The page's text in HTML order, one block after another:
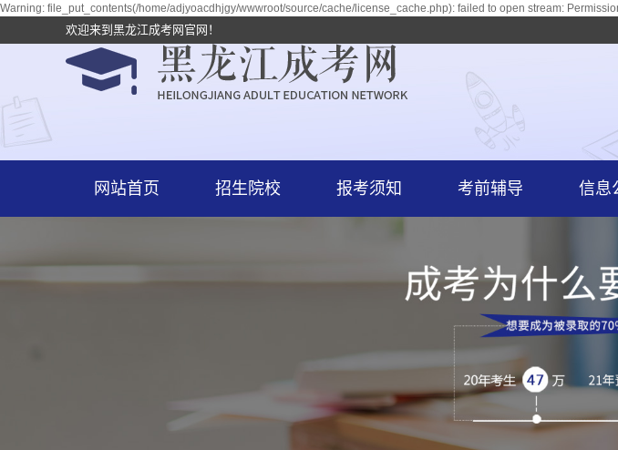
Warning: file_put_contents(/home/adjyoacdhjgy/wwwroot/source/cache/license_cache.php): failed to open stream:
欢迎来到黑龙江成考网官网！
网站首页 招生院校 报考须知 考前辅导 信息